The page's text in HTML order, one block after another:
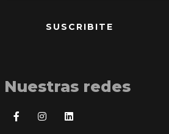
SUSCRIBITE
Nuestras redes